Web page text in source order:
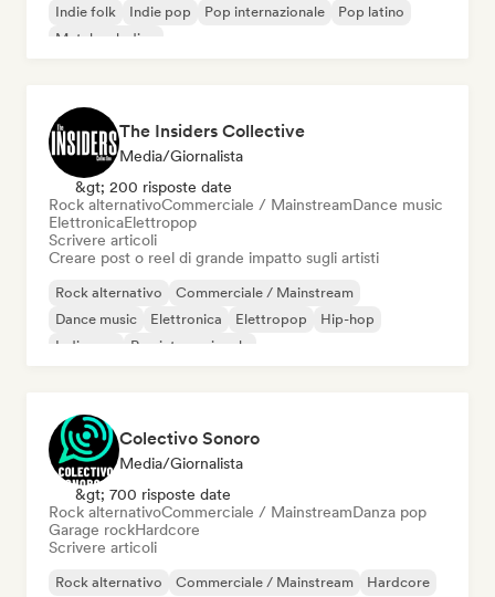
Indie folk
Indie pop Pop internazionale
Pop latino
Metal melodico
The Insiders Collective
Media/Giornalista
&gt; 200 risposte date
Rock alternativoCommerciale / MainstreamDance music
ElettronicaElettropop
Scrivere articoli
Creare post o reel di grande impatto sugli artisti
Rock alternativo
Commerciale / Mainstream
Dance music
Elettronica Elettropop
Hip-hop
Indie pop
Rap internazionale
Colectivo Sonoro
Media/Giornalista
&gt; 700 risposte date
Rock alternativoCommerciale / MainstreamDanza pop
Garage rockHardcore
Scrivere articoli
Rock alternativo Commerciale / Mainstream Hardcore